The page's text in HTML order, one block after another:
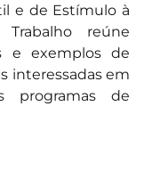
e de Estímulo à
reúne
e exemplos de
interessadas em
programas de